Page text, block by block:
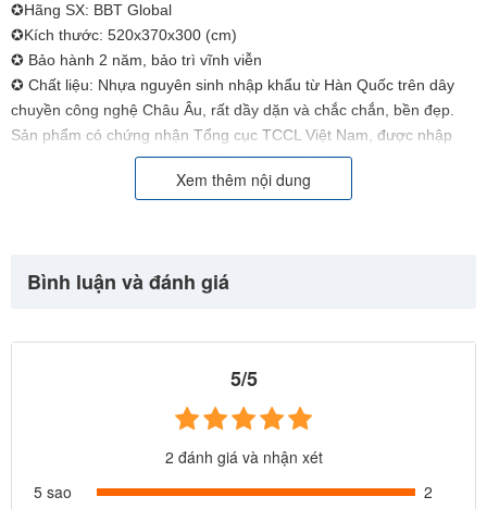
✪Hãng SX: BBT Global
✪Kích thước: 520x370x300 (cm)
✪ Bảo hành 2 năm, bảo trì vĩnh viễn
✪ Chất liệu: Nhựa nguyên sinh nhập khẩu từ Hàn Quốc trên dây
chuyền công nghệ Châu Âu, rất dầy dặn và chắc chắn, bền đẹp.
Sản phẩm có chứng nhận Tổng cục TCCL Việt Nam, được nhập
khẩu và phân phối bởi cty BBT Việt Nam. Website:
https://babycuatoi.vn - https://thietbivuichoi.vn/
Xem thêm nội dung
Bình luận và đánh giá
5/5
2 đánh giá và nhận xét
5 sao
2